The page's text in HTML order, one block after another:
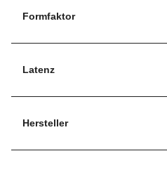
Formfaktor
Latenz
Hersteller